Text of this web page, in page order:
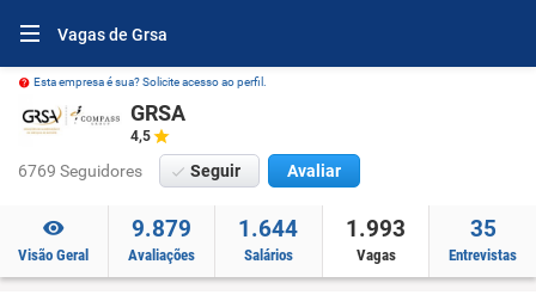
Vagas de Grsa
Esta empresa é sua? Solicite acesso ao perfil.
GRSA
4,5
6769 Seguidores Seguir Avaliar
Visão Geral
9.879
Avaliações
1.644
Salários
1.993
Vagas
35
Entrevistas